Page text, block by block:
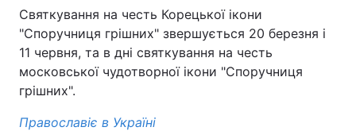
Святкування на честь Корецької ікони
"Споручниця грішних" звершується 20 березня і
11 червня, та в дні святкування на честь
московської чудотворної ікони "Споручниця
грішних".
Православіє в Україні